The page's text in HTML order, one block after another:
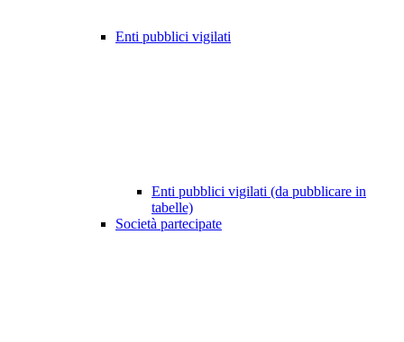
Enti pubblici vigilati
Enti pubblici vigilati (da pubblicare in
tabelle)
Società partecipate